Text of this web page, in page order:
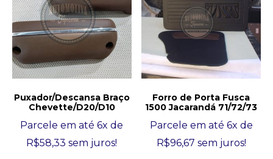
Puxador/Descansa Braço
Chevette/D20/D10
Parcele em até 6x de
R$58,33 sem juros!
Forro de Porta Fusca
1500 Jacarandá 71/72/73
Parcele em até 6x de
R$96,67 sem juros!